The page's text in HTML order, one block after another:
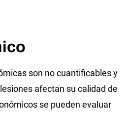
son no cuantificables y
afectan su calidad de
se pueden evaluar